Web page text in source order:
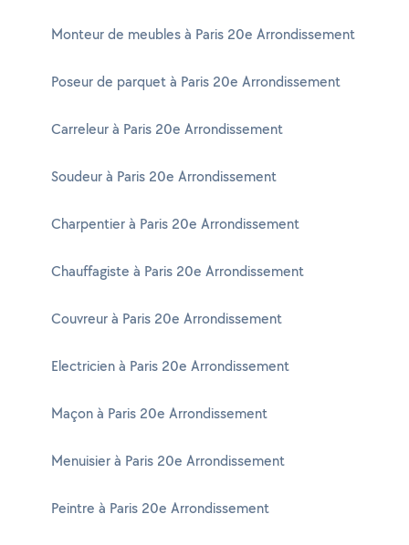
Monteur de meubles à Paris 20e Arrondissement
Poseur de parquet à Paris 20e Arrondissement
Carreleur à Paris 20e Arrondissement
Soudeur à Paris 20e Arrondissement
Charpentier à Paris 20e Arrondissement
Chauffagiste à Paris 20e Arrondissement
Couvreur à Paris 20e Arrondissement
Electricien à Paris 20e Arrondissement
Maçon à Paris 20e Arrondissement
Menuisier à Paris 20e Arrondissement
Peintre à Paris 20e Arrondissement